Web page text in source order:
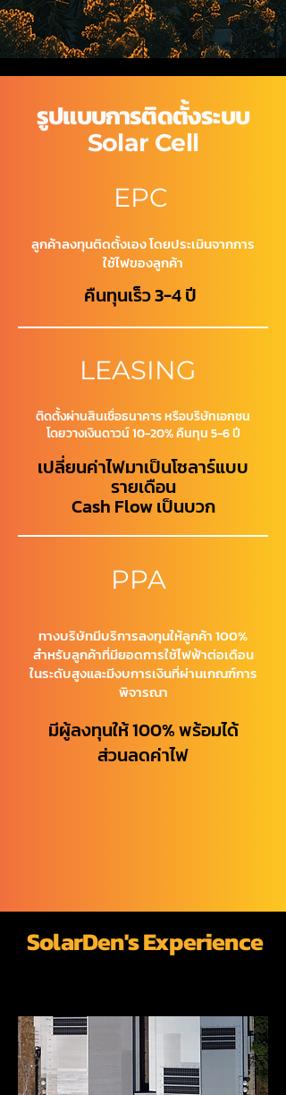
รูปแบบการติดตั้งระบบ
Solar Cell
EPC
ลูกค้าลงทุนติดตั้งเอง โดยประเมินจากการ
ใช้ไฟของลูกค้า
คืนทุนเร็ว 3-4 ปี
LEASING
ติดตั้งผ่านสินเชื่อธนาคารหรือบริษัทเอกชน
โดยวางเงินดาวน์10-20%คืนทุน 5-6 ปี
เปลี่ยนค่าไฟมาเป็นโซลาร์แบบ
รายเดือน
Cash Flow เป็นบวก
PPA
ทางบริษัทมีบริการลงทุนให้ลูกค้า 100%
สำหรับลูกค้าที่มียอดการใช้ไฟฟ้าต่อเดือน
ในระดับสูงและมีงบการเงินที่ผ่านเกณฑ์การ
พิจารณา
มีผู้ลงทุนให้ 100% พร้อมได้
ส่วนลดค่าไฟ
SolarDen's Experience